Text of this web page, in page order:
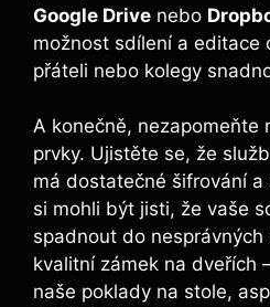
Google Drive nebo
možnost sdílení a editace
přáteli nebo kolegy
A ​konečně, nezapomeňte
prvky. Ujistěte se, ⁢že
má dostatečné šifrování
⁣si mohli být jisti, že⁣ vaše
spadnout do
kvalitní zámek na⁤ dveřích
naše poklady na stole,